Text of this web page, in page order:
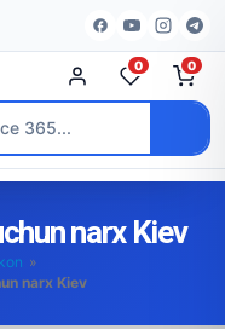
0 0
narx Kiev
»
narx Kiev